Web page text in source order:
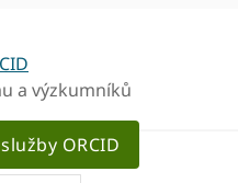
a výzkumníků
ORCID